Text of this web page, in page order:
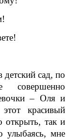
детский сад, по
совершенно
– Оля и
красивый
открыть, так и
улыбаясь, мне